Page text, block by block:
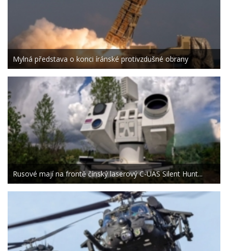
Mylná představa o konci íránské protivzdušné obrany
Rusové mají na frontě čínský laserový C-UAS Silent Hunt...